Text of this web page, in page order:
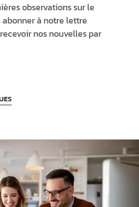
observations sur le
abonner à notre lettre
nos nouvelles par